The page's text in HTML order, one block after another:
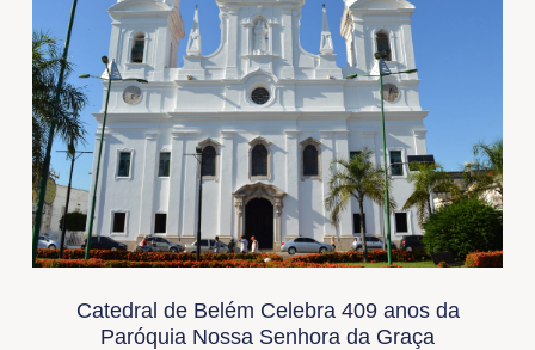
Catedral de Belém Celebra 409 anos da
Paróquia Nossa Senhora da Graça